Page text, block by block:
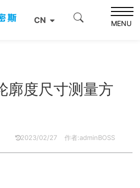
CN MENU
量方案
廓度尺寸测量方
2023/02/27 作者:adminBOSS